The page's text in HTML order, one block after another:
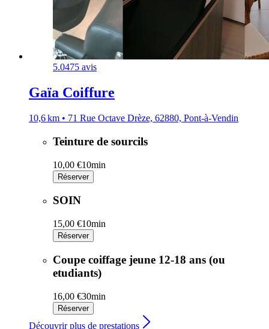
5.0475 avis
Gaïa Coiffure
10,6 km • 71 Rue Octave Drèze, 62880, Pont-à-Vendin
Teinture de sourcils
10,00 €10min
Réserver
SOIN
15,00 €10min
Réserver
Coupe coiffage jeune 12-18 ans (ou
etudiants)
16,00 €30min
Réserver
Découvrir plus de prestations